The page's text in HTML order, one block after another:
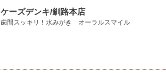
ケーズデンキ/釧路本店
歯間スッキリ！水みがき オーラルスマイル